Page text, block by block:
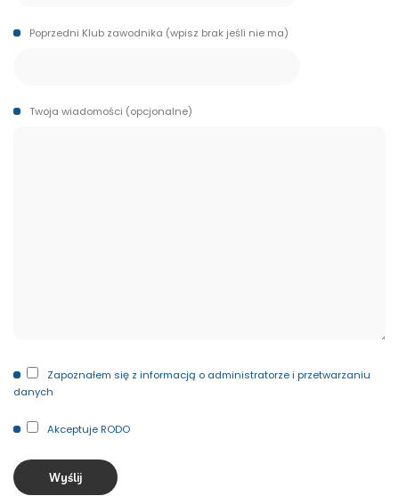
Poprzedni Klub zawodnika (wpisz brak jeśli nie ma)
Twoja wiadomości (opcjonalne)
Zapoznałem się z informacją o administratorze i przetwarzaniu
danych
Akceptuje RODO